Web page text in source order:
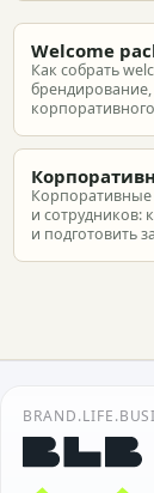
Welcome
Как собрать
брендирование,
Корпоративные
и сотрудников:
и подготовить